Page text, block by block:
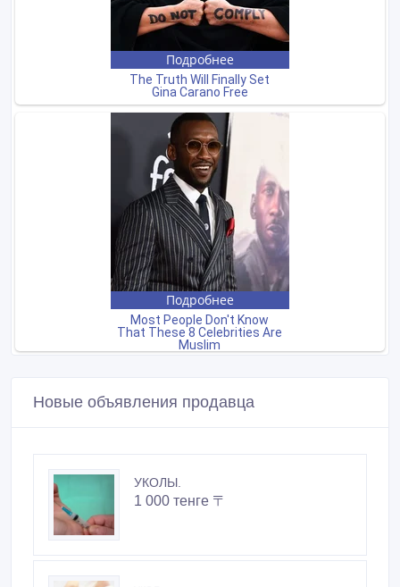
Новые объявления продавца
УКОЛЫ.
1 000 тенге 〒